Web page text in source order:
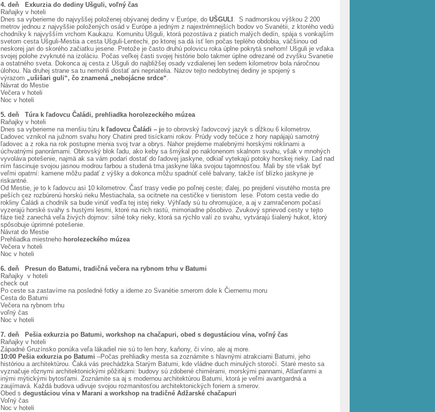
4. deň Exkurzia do dediny Ušguli, voľný čas
Raňajky v hoteli
Dnes sa vyberieme do najvyššej položenej obývanej dediny v Európe, doUŠGULI . S nadmorskou výškou 2 200
metrov jednou z najvyššie položených osád v Európe a jedným z najextrémnejších bodov vo Svanétii, z ktorého vedú
chodníky k najvyšším vrchom Kaukazu. Komunitu Ušguli, ktorá pozostáva z piatich malých dedín, spája s vonkajším
svetom cesta Ušguli-Mestia a cesta Ušguli-Lentechi, po ktorej sa dá ísť len počas teplého obdobia, väčšinou od
neskorej jari do skorého začiatku jesene. Pretože je často druhú polovicu roka úplne pokrytá snehom! Ušguli je vďaka
svojej polohe zvyknuté na izoláciu. Počas veľkej časti svojej histórie bolo takmer úplne odrezané od zvyšku Svanetie
a ostatného sveta. Dokonca aj cesta z Ušguli do najbližšej osady vzdialenej len sedem kilometrov bola náročnou
úlohou. Na druhej strane sa tu nemohli dostať ani nepriatelia. Názov tejto nedobytnej dediny je spojený s
výrazom „ušišari guli“, čo znamená „nebojácne srdce“
Návrat do Mestie
Večera v hoteli
Noc v hoteli
5. deň Túra k ľadovcu Čaládi, prehliadka horolezeckého múzea
Raňajky v hoteli
Dnes sa vyberieme na menšiu túru k ľadovcu Čaládi – je to obrovský ľadovcový jazyk s dĺžkou 6 kilometrov.
Ľadovec vznikol na južnom svahu hory Chatini pred tisíckami rokov. Prúdy vody tečúce z hory napájajú samotný
ľadovec a z roka na rok postupne menia svoj tvar a obrys. Nahor prejdeme malebnými horskými roklinami a
úchvatnými panorámami. Obrovský blok ľadu, ako keby sa šmýkal po naklonenom skalnom svahu, však v mnohých
vyvoláva potešenie, najmä ak sa vám podarí dostať do ľadovej jaskyne, odkiaľ vytekajú potoky horskej rieky. Ľad nad
ním fascinuje svojou jasnou modrou farbou a studená tma jaskyne láka svojou tajomnosťou. Mali by ste však byť
veľmi opatrní: kamene môžu padať z výšky a dokonca môžu spadnúť celé balvany, takže ísť blízko jaskyne je
riskantné.
Od Mestie, je to k ľadovcu asi 10 kilometrov. Časť trasy vedie po poľnej ceste; ďalej, po prejdení visutého mosta pre
peších cez rozbúrenú horskú rieku Mestiachala, sa ocitnete na cestičke v tienistom lese. Potom cesta vedie do
rokliny Čaládi a chodník sa bude vinúť vedľa tej istej rieky. Výhľady sú tu ohromujúce, a aj v zamračenom počasí
vyzerajú horské svahy s hustými lesmi, ktoré na nich rastú, mimoriadne pôsobivo. Zvukový sprievod cesty v tejto
fáze tiež zanechá veľa živých dojmov: silné toky rieky, ktorá sa rýchlo valí zo svahu, vytvárajú šialený hukot, ktorý
spôsobuje úprimné potešenie.
Návrat do Mestie
Prehliadka miestneho horolezeckého múzea
Večera v hoteli
Noc v hoteli
6. deň Presun do Batumi, tradičná večera na rybnom trhu v Batumi
Raňajky v hoteli
check out
Po ceste sa zastavíme na posledné fotky a ideme zo Svanétie smerom dole k Čiernemu moru
Cesta do Batumi
Večera na rybnom trhu
voľný čas
Noc v hoteli
7. deň Pešia exkurzia po Batumi, workshop na chačapuri, obed s degustáciou vína, voľný čas
Raňajky v hoteli
Západné Gruzínsko ponúka veľa lákadiel nie sú to len hory, kaňony, či víno, ale aj more.
10:00 Pešia exkurzia po Batumi –Počas prehliadky mesta sa zoznámite s hlavnými atrakciami Batumi, jeho
históriou a architektúrou. Čaká vás prechádzka Starým Batumi, kde vládne duch minulých storočí. Staré mesto sa
vyznačuje rôznymi architektonickými pôžitkami: budovy sú zdobené chimérami, morskými pannami, Atlanťanmi a
inými mýtickými bytosťami. Zoznámite sa aj s modernou architektúrou Batumi, ktorá je veľmi avantgardná a
zaujímavá. Každá budova udivuje svojou rozmanitosťou architektonických foriem a smerov.
Obed sdegustáciou vína v Marani a workshop na tradičné Adžarské chačapuri
Voľný čas
Noc v hoteli